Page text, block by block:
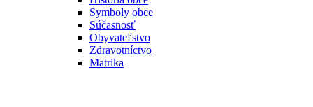
Symboly obce
Súčasnosť
Obyvateľstvo
Zdravotníctvo
Matrika